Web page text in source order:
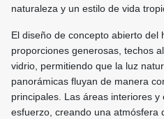
naturaleza y un estilo de vida
El diseño de concepto abierto del
proporciones generosas, techos
vidrio, permitiendo que la luz
panorámicas fluyan de manera
principales. Las áreas interiores
esfuerzo, creando una atmósfera